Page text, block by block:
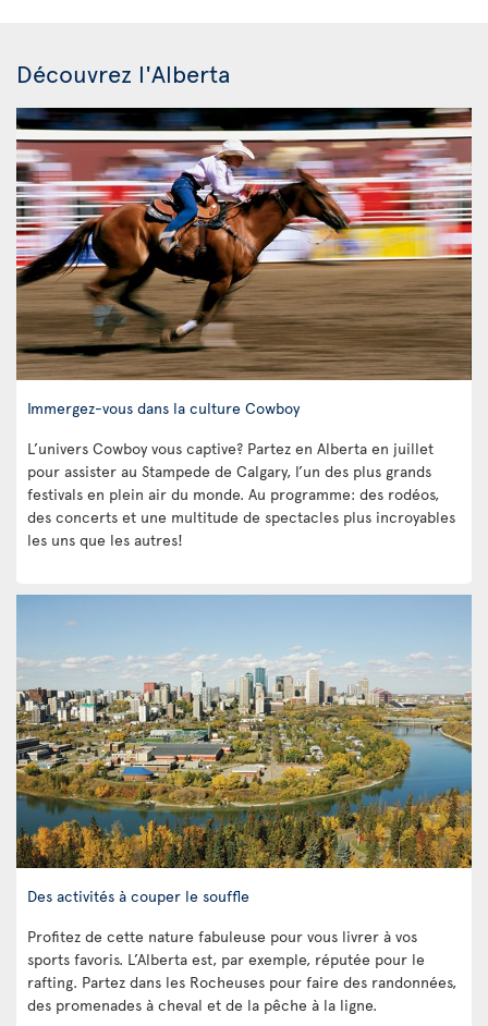
Découvrez l'Alberta
Immergez-vous dans la culture Cowboy
L’univers Cowboy vous captive? Partez en Alberta en juillet
pour assister au Stampede de Calgary, l’un des plus grands
festivals en plein air du monde. Au programme: des rodéos,
des concerts et une multitude de spectacles plus incroyables
les uns que les autres!
Des activités à couper le souffle
Profitez de cette nature fabuleuse pour vous livrer à vos
sports favoris. L’Alberta est, par exemple, réputée pour le
rafting. Partez dans les Rocheuses pour faire des randonnées,
des promenades à cheval et de la pêche à la ligne.